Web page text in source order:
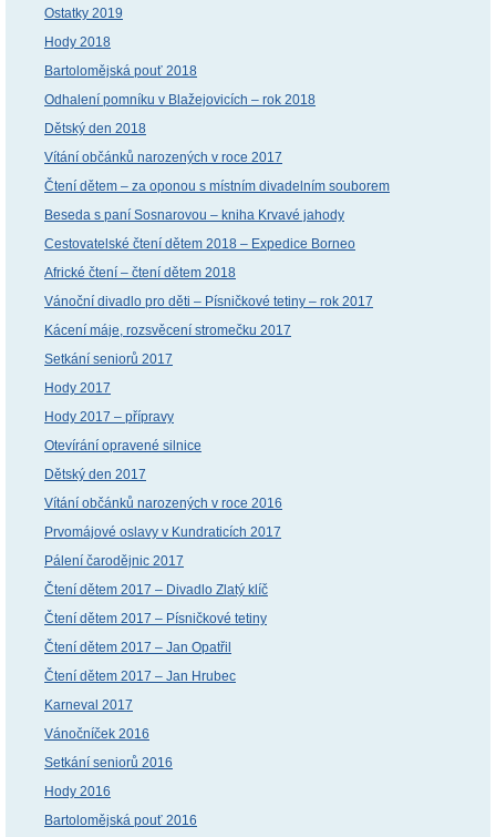
Ostatky 2019
Hody 2018
Bartolomějská pouť 2018
Odhalení pomníku v Blažejovicích – rok 2018
Dětský den 2018
Vítání občánků narozených v roce 2017
Čtení dětem – za oponou s místním divadelním souborem
Beseda s paní Sosnarovou – kniha Krvavé jahody
Cestovatelské čtení dětem 2018 – Expedice Borneo
Africké čtení – čtení dětem 2018
Vánoční divadlo pro děti – Písničkové tetiny – rok 2017
Kácení máje, rozsvěcení stromečku 2017
Setkání seniorů 2017
Hody 2017
Hody 2017 – přípravy
Otevírání opravené silnice
Dětský den 2017
Vítání občánků narozených v roce 2016
Prvomájové oslavy v Kundraticích 2017
Pálení čarodějnic 2017
Čtení dětem 2017 – Divadlo Zlatý klíč
Čtení dětem 2017 – Písničkové tetiny
Čtení dětem 2017 – Jan Opatřil
Čtení dětem 2017 – Jan Hrubec
Karneval 2017
Vánočníček 2016
Setkání seniorů 2016
Hody 2016
Bartolomějská pouť 2016